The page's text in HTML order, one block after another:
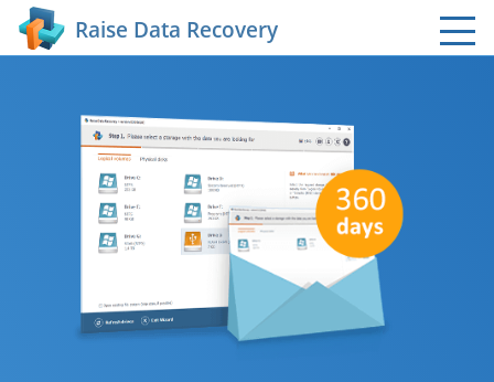
Raise Data Recovery